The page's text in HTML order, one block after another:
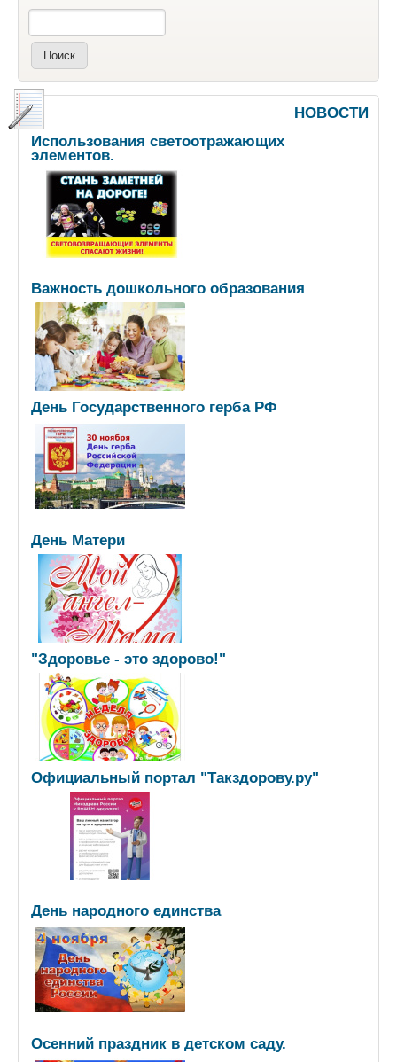
Поиск
НОВОСТИ
Использования светоотражающих
элементов.
Важность дошкольного образования
День Государственного герба РФ
День Матери
"Здоровье - это здорово!"
Официальный портал "Такздорову.ру"
День народного единства
Осенний праздник в детском саду.